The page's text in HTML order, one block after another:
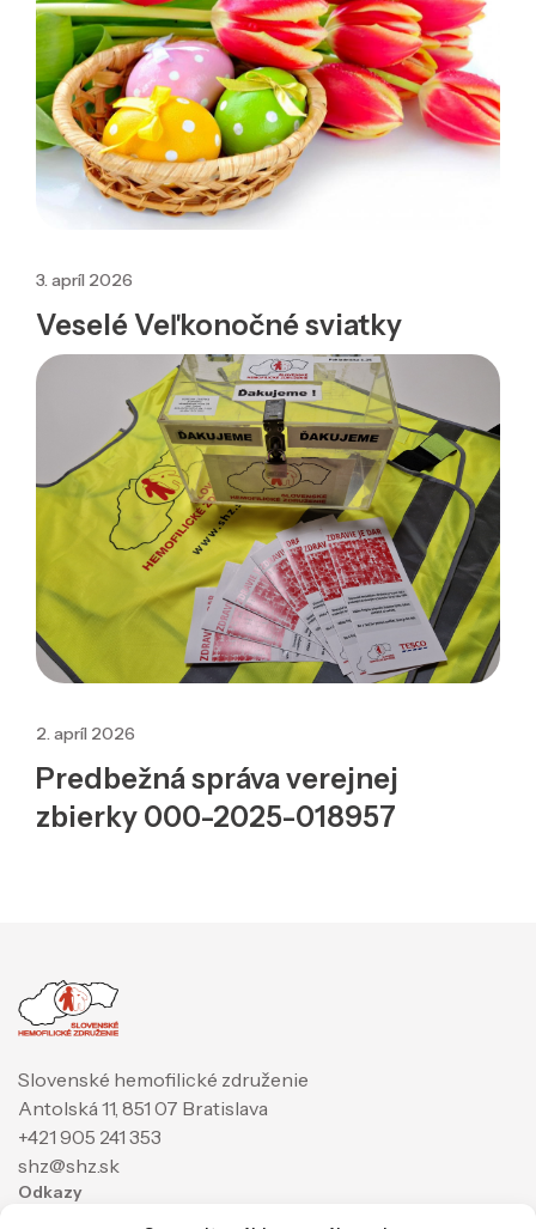
3. apríl 2026
Veselé Veľkonočné sviatky
2. apríl 2026
Predbežná správa verejnej
zbierky 000-2025-018957
Slovenské hemofilické združenie
Antolská 11, 851 07 Bratislava
+421 905 241 353
shz@shz.sk
Odkazy